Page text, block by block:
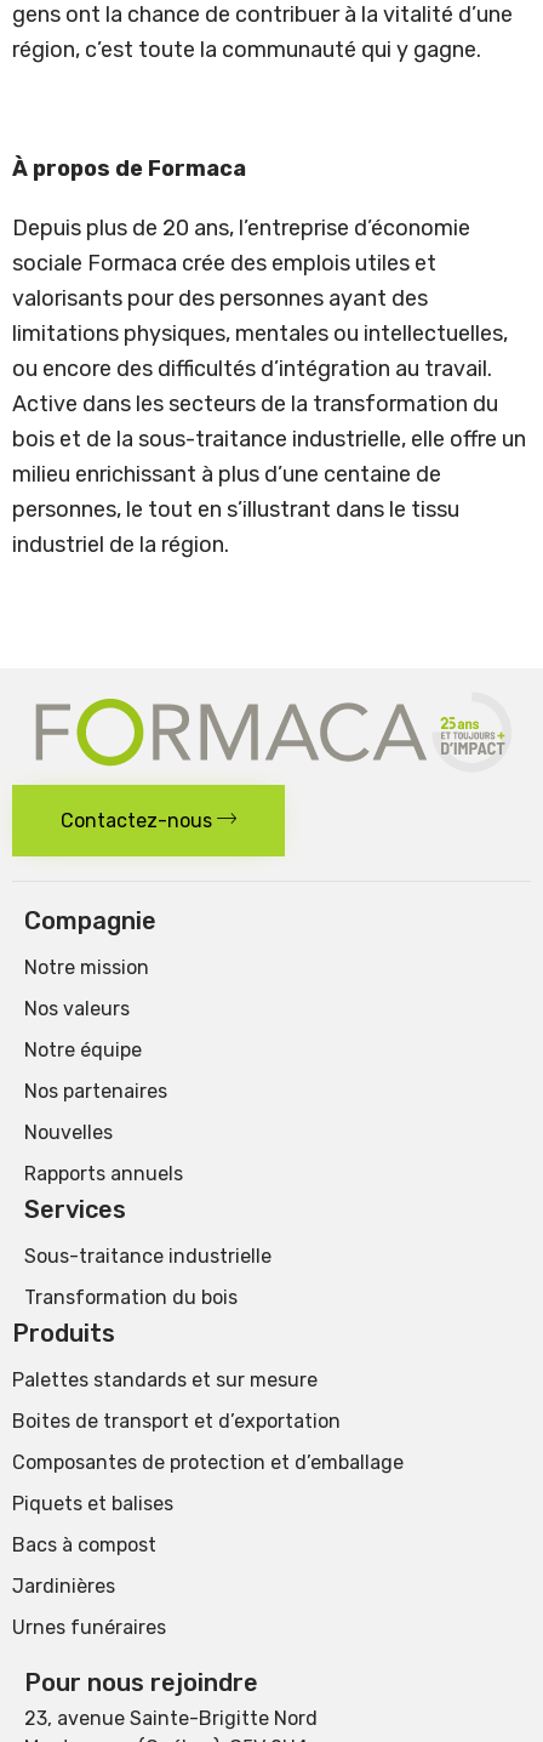
gens ont la chance de contribuer à la vitalité d’une
région, c’est toute la communauté qui y gagne.
À propos de Formaca
Depuis plus de 20 ans, l’entreprise d’économie
sociale Formaca crée des emplois utiles et
valorisants pour des personnes ayant des
limitations physiques, mentales ou intellectuelles,
ou encore des difficultés d’intégration au travail.
Active dans les secteurs de la transformation du
bois et de la sous-traitance industrielle, elle offre un
milieu enrichissant à plus d’une centaine de
personnes, le tout en s’illustrant dans le tissu
industriel de la région.
Contactez-nous
Compagnie
Notre mission
Nos valeurs
Notre équipe
Nos partenaires
Nouvelles
Rapports annuels
Services
Sous-traitance industrielle
Transformation du bois
Produits
Palettes standards et sur mesure
Boites de transport et d’exportation
Composantes de protection et d’emballage
Piquets et balises
Bacs à compost
Jardinières
Urnes funéraires
Pour nous rejoindre
23, avenue Sainte-Brigitte Nord